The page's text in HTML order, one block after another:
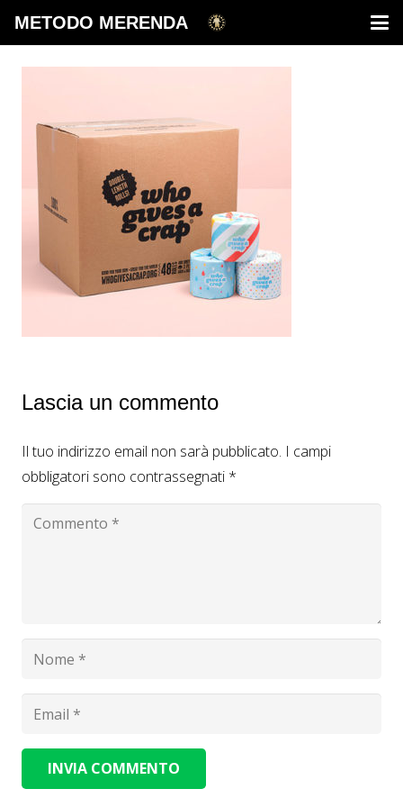
METODO MERENDA
Lascia un commento
Il tuo indirizzo email non sarà pubblicato. I campi
obbligatori sono contrassegnati *
INVIA COMMENTO